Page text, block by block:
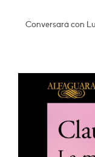
Conversará con